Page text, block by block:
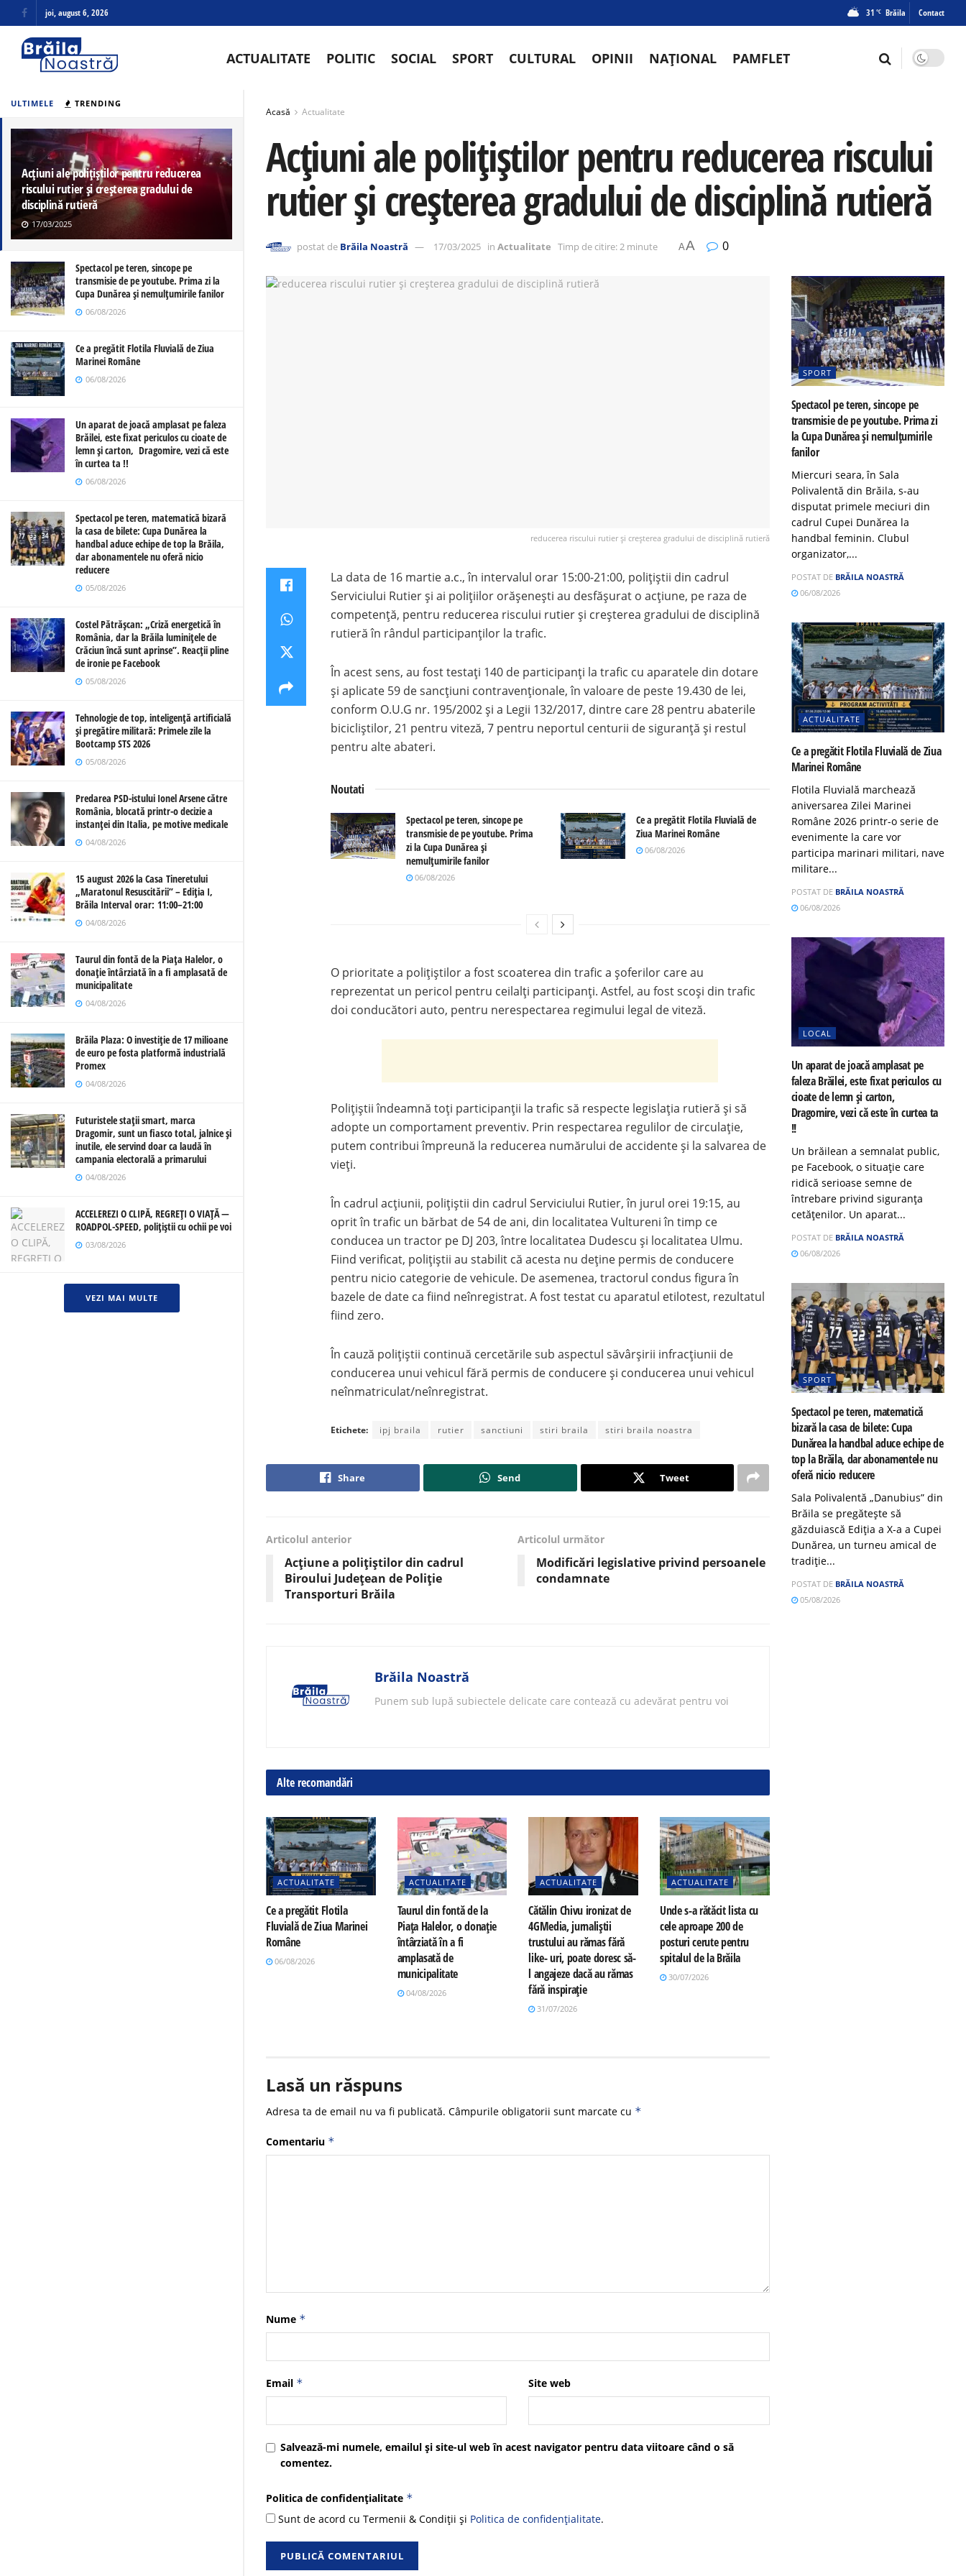
ULTIMELE TRENDING
Acțiuni ale polițiștilor pentru reducerea
riscului rutier și creșterea gradului de
disciplină rutieră
17/03/2025
Spectacol pe teren, sincope pe
transmisie de pe youtube. Prima zi la
Cupa Dunărea și nemulțumirile fanilor
06/08/2026
Ce a pregătit Flotila Fluvială de Ziua
Marinei Române
06/08/2026
Un aparat de joacă amplasat pe faleza
Brăilei, este fixat periculos cu cioate de
lemn și carton, Dragomire, vezi că este
în curtea ta !!
06/08/2026
Spectacol pe teren, matematică bizară
la casa de bilete: Cupa Dunărea la
handbal aduce echipe de top la Brăila,
dar abonamentele nu oferă nicio
reducere
05/08/2026
Costel Pătrășcan: „Criză energetică în
România, dar la Brăila luminițele de
Crăciun încă sunt aprinse”. Reacții pline
de ironie pe Facebook
05/08/2026
Tehnologie de top, inteligență artificială
și pregătire militară: Primele zile la
Bootcamp STS 2026
05/08/2026
Predarea PSD-istului Ionel Arsene către
România, blocată printr-o decizie a
instanței din Italia, pe motive medicale
04/08/2026
15 august 2026 la Casa Tineretului
„Maratonul Resuscitării” – Ediția I,
Brăila Interval orar: 11:00–21:00
04/08/2026
Taurul din fontă de la Piața Halelor, o
donație întârziată în a fi amplasată de
municipalitate
04/08/2026
Brăila Plaza: O investiție de 17 milioane
de euro pe fosta platformă industrială
Promex
04/08/2026
Futuristele stații smart, marca
Dragomir, sunt un fiasco total, jalnice și
inutile, ele servind doar ca laudă în
campania electorală a primarului
04/08/2026
ACCELEREZI O CLIPĂ, REGREȚI O VIAȚĂ —
ROADPOL-SPEED, polițiștii cu ochii pe voi
03/08/2026
VEZI MAI MULTE
joi, august 6, 2026 31 °C Brăila Contact
ACTUALITATE POLITIC SOCIAL SPORT CULTURAL OPINII NAȚIONAL PAMFLET
Acasă Actualitate
Acțiuni ale polițiștilor pentru reducerea riscului
rutier și creșterea gradului de disciplină rutieră
postat de Brăila Noastră 17/03/2025 in Actualitate Timp de citire: 2 minute AA 0
reducerea riscului rutier și creșterea gradului de disciplină rutieră
La data de 16 martie a.c., în intervalul orar 15:00-21:00, polițiștii din cadrul
Serviciului Rutier și ai polițiilor orășenești au desfășurat o acțiune, pe raza de
competență, pentru reducerea riscului rutier și creșterea gradului de disciplină
rutieră în rândul participanților la trafic.
În acest sens, au fost testați 140 de participanți la trafic cu aparatele din dotare
și aplicate 59 de sancțiuni contravenționale, în valoare de peste 19.430 de lei,
conform O.U.G nr. 195/2002 și a Legii 132/2017, dintre care 28 pentru abaterile
bicicliștilor, 21 pentru viteză, 7 pentru neportul centurii de siguranță și restul
pentru alte abateri.
Noutati
Spectacol pe teren, sincope pe
transmisie de pe youtube. Prima
zi la Cupa Dunărea și
nemulțumirile fanilor
06/08/2026
Ce a pregătit Flotila Fluvială de
Ziua Marinei Române
06/08/2026
O prioritate a polițiștilor a fost scoaterea din trafic a șoferilor care au
reprezentat un pericol pentru ceilalți participanți. Astfel, au fost scoși din trafic
doi conducători auto, pentru nerespectarea regimului legal de viteză.
Polițiștii îndeamnă toți participanții la trafic să respecte legislația rutieră și să
adopte un comportament preventiv. Prin respectarea regulilor de circulație,
putem contribui împreună la reducerea numărului de accidente și la salvarea de
vieți.
În cadrul acțiunii, polițiștii din cadrul Serviciului Rutier, în jurul orei 19:15, au
oprit în trafic un bărbat de 54 de ani, din localitatea Vultureni în timp ce
conducea un tractor pe DJ 203, între localitatea Dudescu și localitatea Ulmu.
Fiind verificat, polițiștii au stabilit că acesta nu deține permis de conducere
pentru nicio categorie de vehicule. De asemenea, tractorul condus figura în
bazele de date ca fiind neînregistrat. A fost testat cu aparatul etilotest, rezultatul
fiind zero.
În cauză polițiștii continuă cercetările sub aspectul săvârșirii infracțiunii de
conducerea unui vehicul fără permis de conducere și conducerea unui vehicul
neînmatriculat/neînregistrat.
Etichete: ipj braila rutier sanctiuni stiri braila stiri braila noastra
Share Send Tweet
Articolul anterior
Acțiune a polițiștilor din cadrul
Biroului Județean de Poliție
Transporturi Brăila
Articolul următor
Modificări legislative privind persoanele
condamnate
Brăila Noastră
Punem sub lupă subiectele delicate care contează cu adevărat pentru voi
Alte recomandări
ACTUALITATE
Ce a pregătit Flotila
Fluvială de Ziua Marinei
Române
06/08/2026
ACTUALITATE
Taurul din fontă de la
Piața Halelor, o donație
întârziată în a fi
amplasată de
municipalitate
04/08/2026
ACTUALITATE
Cătălin Chivu ironizat de
4GMedia, jurnaliștii
trustului au rămas fără
like- uri, poate doresc să-
l angajeze dacă au rămas
fără inspirație
31/07/2026
ACTUALITATE
Unde s-a rătăcit lista cu
cele aproape 200 de
posturi cerute pentru
spitalul de la Brăila
30/07/2026
Lasă un răspuns
Adresa ta de email nu va fi publicată. Câmpurile obligatorii sunt marcate cu *
Comentariu *
Nume *
Email * Site web
Salvează-mi numele, emailul și site-ul web în acest navigator pentru data viitoare când o să
comentez.
Politica de confidențialitate *
Sunt de acord cu Termenii & Condiții și Politica de confidențialitate.
SPORT
Spectacol pe teren, sincope pe
transmisie de pe youtube. Prima zi
la Cupa Dunărea și nemulțumirile
fanilor
Miercuri seara, în Sala
Polivalentă din Brăila, s-au
disputat primele meciuri din
cadrul Cupei Dunărea la
handbal feminin. Clubul
organizator,...
POSTAT DE BRĂILA NOASTRĂ
06/08/2026
ACTUALITATE
Ce a pregătit Flotila Fluvială de Ziua
Marinei Române
Flotila Fluvială marchează
aniversarea Zilei Marinei
Române 2026 printr-o serie de
evenimente la care vor
participa marinari militari, nave
militare...
POSTAT DE BRĂILA NOASTRĂ
06/08/2026
LOCAL
Un aparat de joacă amplasat pe
faleza Brăilei, este fixat periculos cu
cioate de lemn și carton,
Dragomire, vezi că este în curtea ta
!!
Un brăilean a semnalat public,
pe Facebook, o situație care
ridică serioase semne de
întrebare privind siguranța
cetățenilor. Un aparat...
POSTAT DE BRĂILA NOASTRĂ
06/08/2026
SPORT
Spectacol pe teren, matematică
bizară la casa de bilete: Cupa
Dunărea la handbal aduce echipe de
top la Brăila, dar abonamentele nu
oferă nicio reducere
Sala Polivalentă „Danubius” din
Brăila se pregătește să
găzduiască Ediția a X-a a Cupei
Dunărea, un turneu amical de
tradiție...
POSTAT DE BRĂILA NOASTRĂ
05/08/2026